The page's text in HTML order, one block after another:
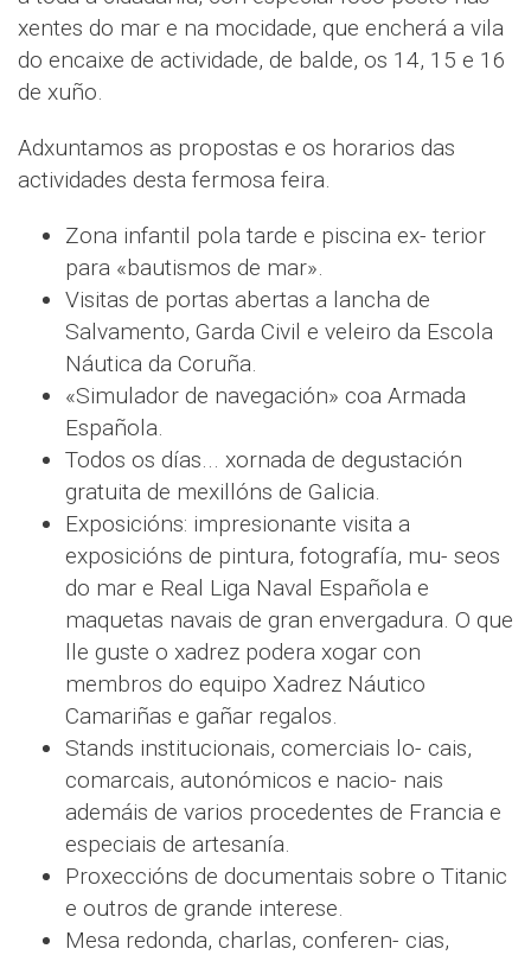
xentes do mar e na mocidade, que encherá a vila
do encaixe de actividade, de balde, os 14, 15 e 16
de xuño.
Adxuntamos as propostas e os horarios das
actividades desta fermosa feira.
Zona infantil pola tarde e piscina ex- terior
para «bautismos de mar».
Visitas de portas abertas a lancha de
Salvamento, Garda Civil e veleiro da Escola
Náutica da Coruña.
«Simulador de navegación» coa Armada
Española.
Todos os días... xornada de degustación
gratuita de mexillóns de Galicia.
Exposicións: impresionante visita a
exposicións de pintura, fotografía, mu- seos
do mar e Real Liga Naval Española e
maquetas navais de gran envergadura. O que
lle guste o xadrez podera xogar con
membros do equipo Xadrez Náutico
Camariñas e gañar regalos.
Stands institucionais, comerciais lo- cais,
comarcais, autonómicos e nacio- nais
ademáis de varios procedentes de Francia e
especiais de artesanía.
Proxeccións de documentais sobre o Titanic
e outros de grande interese.
Mesa redonda, charlas, conferen- cias,